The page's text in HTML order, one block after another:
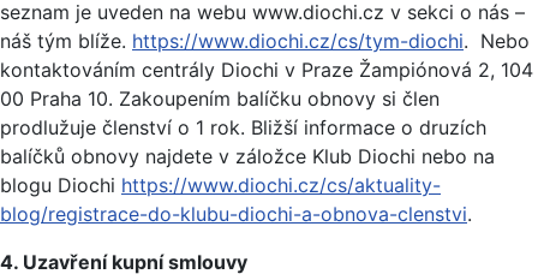
seznam je uveden na webu www.diochi.cz v sekci o nás –
náš tým blíže. https://www.diochi.cz/cs/tym-diochi. Nebo
kontaktováním centrály Diochi v Praze Žampiónová 2, 104
00 Praha 10. Zakoupením balíčku obnovy si člen
prodlužuje členství o 1 rok. Bližší informace o druzích
balíčků obnovy najdete v záložce Klub Diochi nebo na
blogu Diochi https://www.diochi.cz/cs/aktuality-
blog/registrace-do-klubu-diochi-a-obnova-clenstvi.
4. Uzavření kupní smlouvy